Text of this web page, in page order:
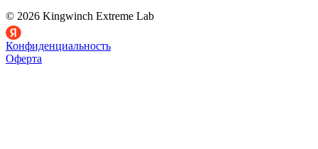
© 2026 Kingwinch Extreme Lab
Конфиденциальность
Оферта